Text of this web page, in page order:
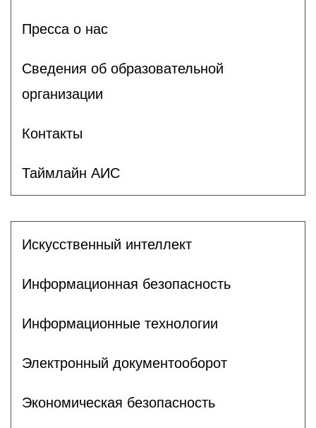
Пресса о нас
Сведения об образовательной
организации
Контакты
Таймлайн АИС
Искусственный интеллект
Информационная безопасность
Информационные технологии
Электронный документооборот
Экономическая безопасность